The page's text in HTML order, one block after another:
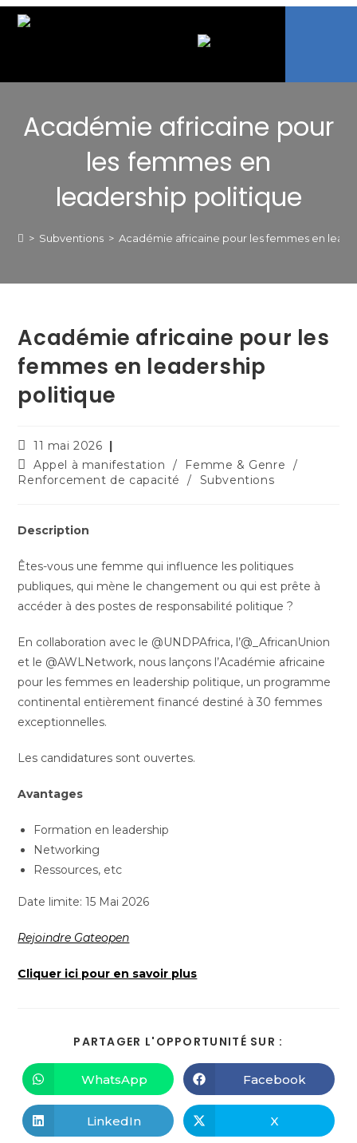
Académie africaine pour
les femmes en
leadership politique
> Subventions > Académie africaine pour les femmes en
Académie africaine pour les
femmes en leadership
politique
11 mai 2026
Appel à manifestation
/ Femme & Genre
/
Renforcement de capacité
/ Subventions
Description
Êtes-vous une femme qui influence les politiques
publiques, qui mène le changement ou qui est prête à
accéder à des postes de responsabilité politique ?
En collaboration avec le @UNDPAfrica, l’@_AfricanUnion
et le @AWLNetwork, nous lançons l’Académie africaine
pour les femmes en leadership politique, un programme
continental entièrement financé destiné à 30 femmes
exceptionnelles.
Les candidatures sont ouvertes.
Avantages
Formation en leadership
Networking
Ressources, etc
Date limite: 15 Mai 2026
Rejoindre Gateopen
Cliquer ici pour en savoir plus
PARTAGER L'OPPORTUNITÉ SUR :
WhatsApp Facebook
LinkedIn X